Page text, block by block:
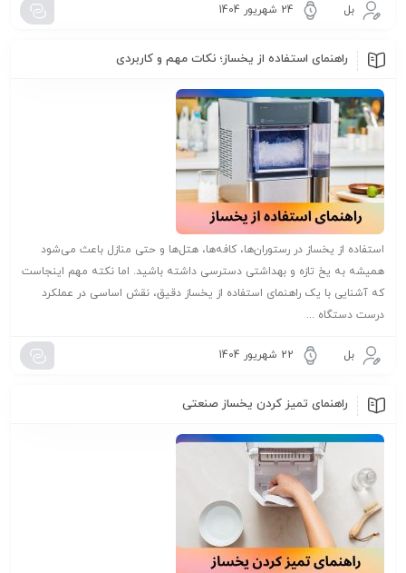
بل 24 شهریور 1404
راهنمای استفاده از یخساز؛ نکات مهم و کاربردی
استفاده از یخساز در رستوران‌ها، کافه‌ها، هتل‌ها و حتی منازل باعث می‌شود
همیشه به یخ تازه و بهداشتی دسترسی داشته باشید. اما نکته مهم اینجاست
که آشنایی با یک راهنمای استفاده از یخساز دقیق، نقش اساسی در عملکرد
درست دستگاه ...
بل 22 شهریور 1404
راهنمای تمیز کردن یخساز صنعتی